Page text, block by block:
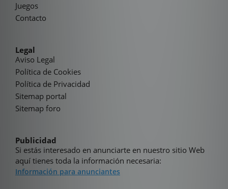
Juegos
Contacto
Legal
Aviso Legal
Política de Cookies
Política de Privacidad
Sitemap portal
Sitemap foro
Publicidad
Si estás interesado en anunciarte en nuestro sitio Web
aquí tienes toda la información necesaria:
Información para anunciantes